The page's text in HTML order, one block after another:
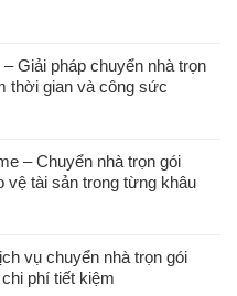
Giải pháp chuyển nhà trọn
thời gian và công sức
– Chuyển nhà trọn gói
vệ tài sản trong từng khâu
vụ chuyển nhà trọn gói
phí tiết kiệm